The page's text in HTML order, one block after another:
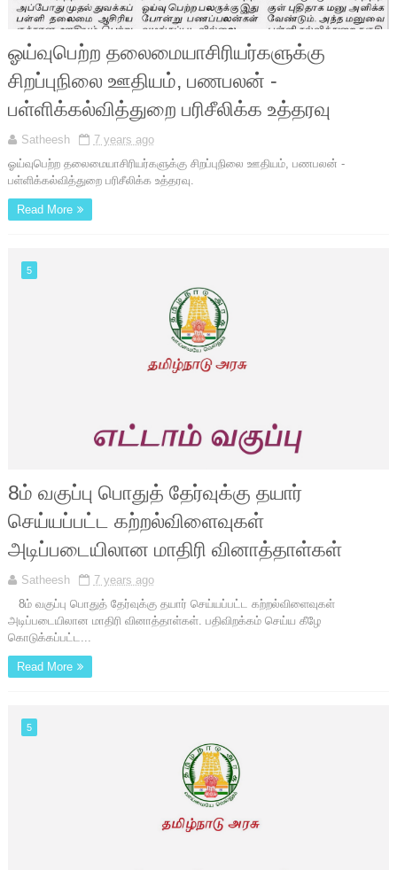
ஓய்வுபெற்ற தலைமையாசிரியர்களுக்கு
சிறப்புநிலை ஊதியம், பணபலன் -
பள்ளிக்கல்வித்துறை பரிசீலிக்க உத்தரவு
Satheesh
7 years ago
ஓய்வுபெற்ற தலைமையாசிரியர்களுக்கு சிறப்புநிலை ஊதியம், பணபலன் -
பள்ளிக்கல்வித்துறை பரிசீலிக்க உத்தரவு.
Read More
5
8ம் வகுப்பு பொதுத் தேர்வுக்கு தயார்
செய்யப்பட்ட கற்றல்விளைவுகள்
அடிப்படையிலான மாதிரி வினாத்தாள்கள்
Satheesh
7 years ago
8ம் வகுப்பு பொதுத் தேர்வுக்கு தயார் செய்யப்பட்ட கற்றல்விளைவுகள்
அடிப்படையிலான மாதிரி வினாத்தாள்கள். பதிவிறக்கம் செய்ய கீழே
கொடுக்கப்பட்ட...
Read More
5